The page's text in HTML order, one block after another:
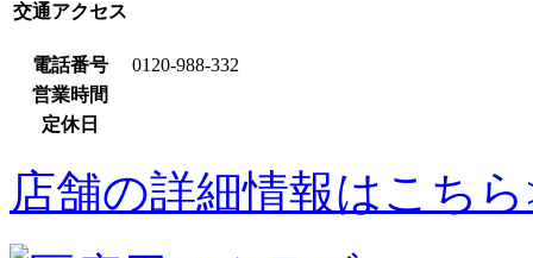
交通アクセス
電話番号
0120-988-332
営業時間
定休日
店舗の詳細情報はこち